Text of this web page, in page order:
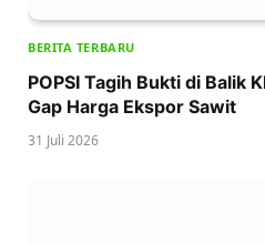
BERITA TERBARU
POPSI Tagih Bukti di Balik
Gap Harga Ekspor Sawit
31 Juli 2026